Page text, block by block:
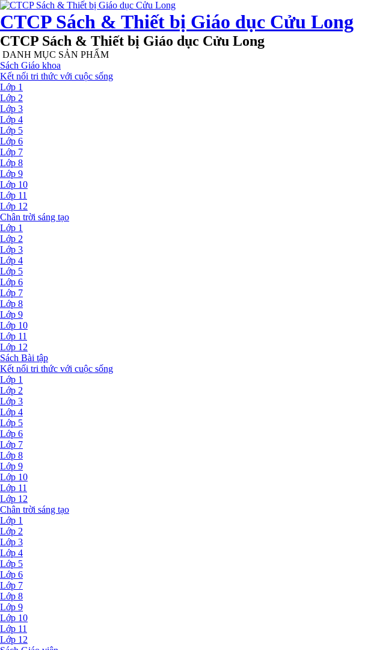
CTCP Sách & Thiết bị Giáo dục Cửu Long
CTCP Sách & Thiết bị Giáo dục Cửu Long
DANH MỤC SẢN PHẨM
Sách Giáo khoa
Kết nối tri thức với cuộc sống
Lớp 1
Lớp 2
Lớp 3
Lớp 4
Lớp 5
Lớp 6
Lớp 7
Lớp 8
Lớp 9
Lớp 10
Lớp 11
Lớp 12
Chân trời sáng tạo
Lớp 1
Lớp 2
Lớp 3
Lớp 4
Lớp 5
Lớp 6
Lớp 7
Lớp 8
Lớp 9
Lớp 10
Lớp 11
Lớp 12
Sách Bài tập
Kết nối tri thức với cuộc sống
Lớp 1
Lớp 2
Lớp 3
Lớp 4
Lớp 5
Lớp 6
Lớp 7
Lớp 8
Lớp 9
Lớp 10
Lớp 11
Lớp 12
Chân trời sáng tạo
Lớp 1
Lớp 2
Lớp 3
Lớp 4
Lớp 5
Lớp 6
Lớp 7
Lớp 8
Lớp 9
Lớp 10
Lớp 11
Lớp 12